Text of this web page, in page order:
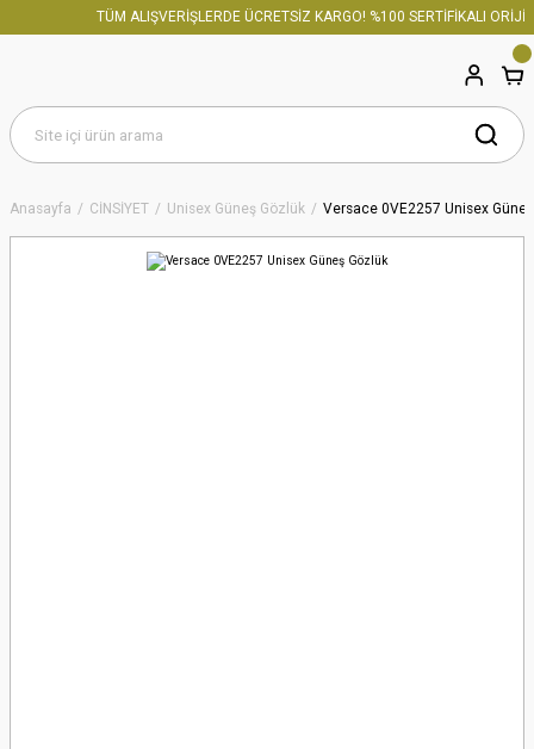
TÜM ALIŞVERİŞLERDE ÜCRETSİZ KARGO! %100 SERTİFİKALI
Anasayfa CİNSİYET Unisex Güneş Gözlük Versace 0VE2257 Unisex